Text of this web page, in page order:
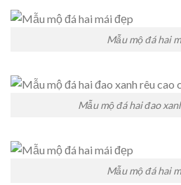
Mẫu mộ đá hai
Mẫu mộ đá hai đao
Mẫu mộ đá hai